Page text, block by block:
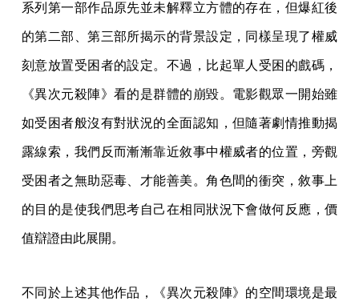
系列第一部作品原先並未解釋立方體的存在，但爆紅後
的第二部、第三部所揭示的背景設定，同樣呈現了權威
刻意放置受困者的設定。不過，比起單人受困的戲碼，
《異次元殺陣》看的是群體的崩毀。電影觀眾一開始雖
如受困者般沒有對狀況的全面認知，但隨著劇情推動揭
露線索，我們反而漸漸靠近敘事中權威者的位置，旁觀
受困者之無助惡毒、才能善美。角色間的衝突，敘事上
的目的是使我們思考自己在相同狀況下會做何反應，價
值辯證由此展開。
不同於上述其他作品，《異次元殺陣》的空間環境是最